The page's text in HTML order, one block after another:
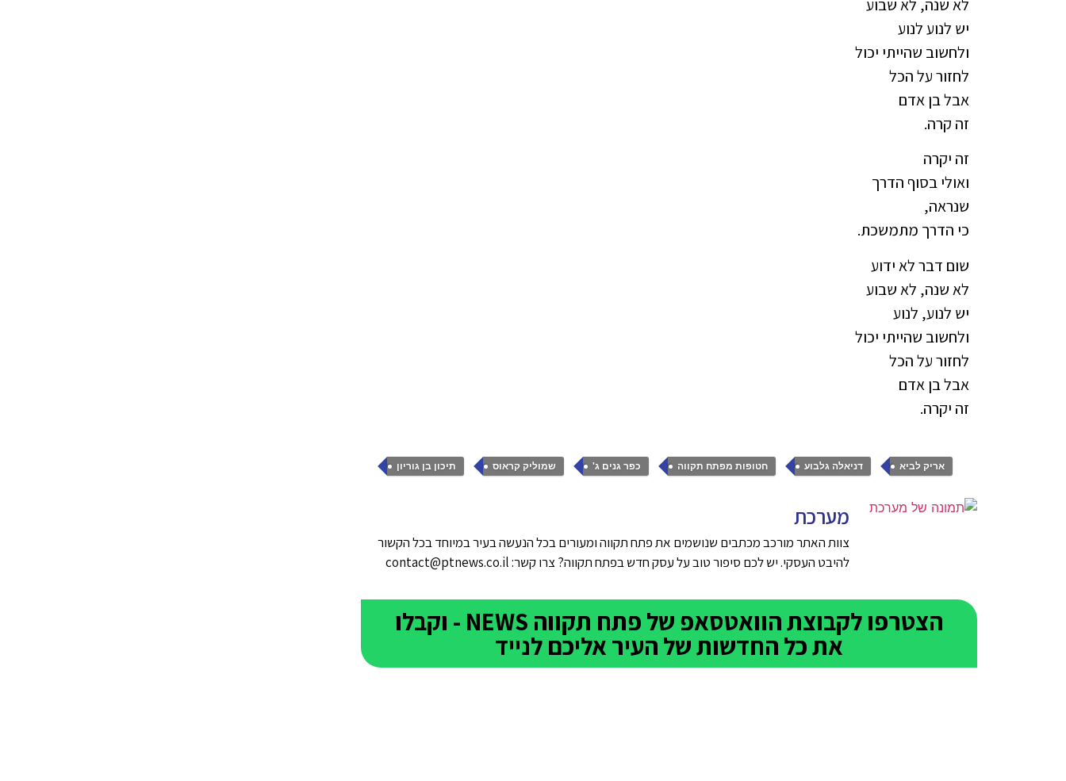
לא שנה, לא שבוע
יש לנוע לנוע
ולחשוב שהייתי יכול
לחזור על הכל
אבל בן אדם
זה קרה.
זה יקרה
ואולי בסוף הדרך
שנראה,
כי הדרך מתמשכת.
שום דבר לא ידוע
לא שנה, לא שבוע
יש לנוע, לנוע
ולחשוב שהייתי יכול
לחזור על הכל
אבל בן אדם
זה יקרה.
אריק לביא , דניאלה גלבוע , חטופות מפתח תקווה , כפר גנים ג' , שמוליק קראוס , תיכון בן גוריון
מערכת
צוות האתר מורכב מכתבים שנושמים את פתח תקווה ומעורים בכל הנעשה בעיר במיוחד בכל הקשור
להיבט העסקי. יש לכם סיפור טוב על עסק חדש בפתח תקווה? צרו קשר: contact@ptnews.co.il
הצטרפו לקבוצת הוואטסאפ של פתח תקווה NEWS - וקבלו
את כל החדשות של העיר אליכם לנייד